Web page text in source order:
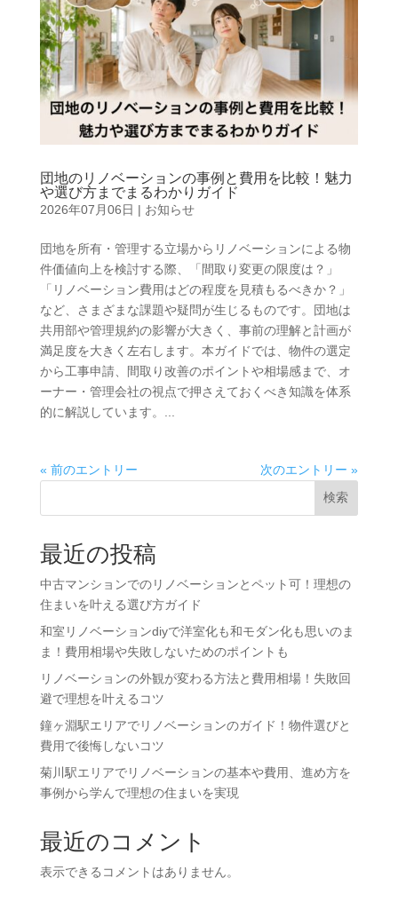
団地のリノベーションの事例と費用を比較！魅力
や選び方までまるわかりガイド
2026年07月06日 | お知らせ
団地を所有・管理する立場からリノベーションによる物
件価値向上を検討する際、「間取り変更の限度は？」
「リノベーション費用はどの程度を見積もるべきか？」
など、さまざまな課題や疑問が生じるものです。団地は
共用部や管理規約の影響が大きく、事前の理解と計画が
満足度を大きく左右します。本ガイドでは、物件の選定
から工事申請、間取り改善のポイントや相場感まで、オ
ーナー・管理会社の視点で押さえておくべき知識を体系
的に解説しています。...
« 前のエントリー
次のエントリー »
検索
最近の投稿
中古マンションでのリノベーションとペット可！理想の
住まいを叶える選び方ガイド
和室リノベーションdiyで洋室化も和モダン化も思いのま
ま！費用相場や失敗しないためのポイントも
リノベーションの外観が変わる方法と費用相場！失敗回
避で理想を叶えるコツ
鐘ヶ淵駅エリアでリノベーションのガイド！物件選びと
費用で後悔しないコツ
菊川駅エリアでリノベーションの基本や費用、進め方を
事例から学んで理想の住まいを実現
最近のコメント
表示できるコメントはありません。